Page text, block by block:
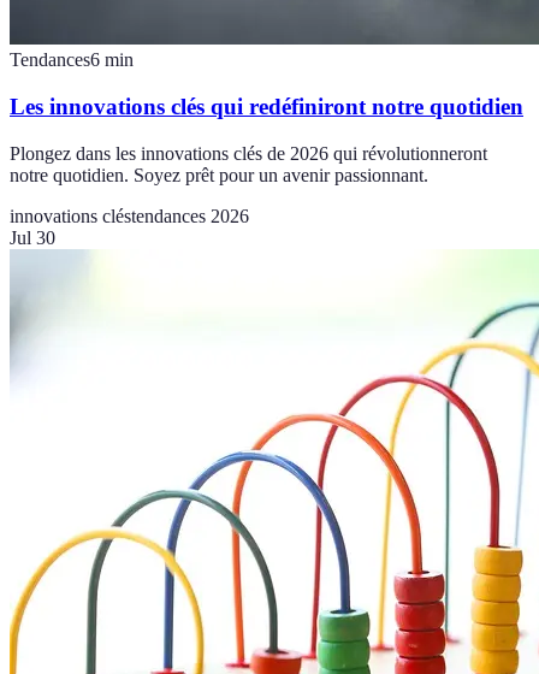
Tendances6 min
Les innovations clés qui redéfiniront notre quotidien
Plongez dans les innovations clés de 2026 qui révolutionneront
notre quotidien. Soyez prêt pour un avenir passionnant.
innovations cléstendances 2026
Jul 30